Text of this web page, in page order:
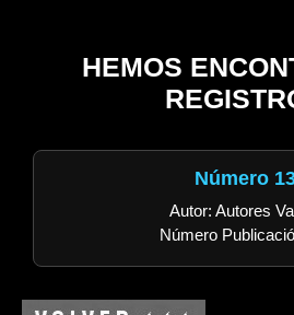
HEMOS
Número
Autor: Autores
Número